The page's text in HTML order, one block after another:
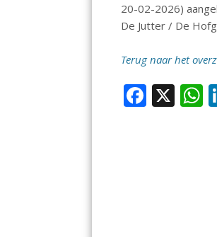
20-02-2026)
De Jutter / De
Terug naar het
F
ac
X
h